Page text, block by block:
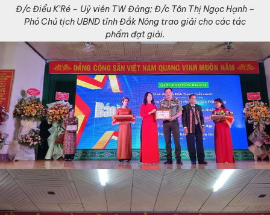
Đ/c Điểu K’Ré – Uỷ viên TW Đảng; Đ/c Tôn Thị Ngọc Hạnh –
Phó Chủ tịch UBND tỉnh Đắk Nông trao giải cho các tác
phẩm đạt giải.